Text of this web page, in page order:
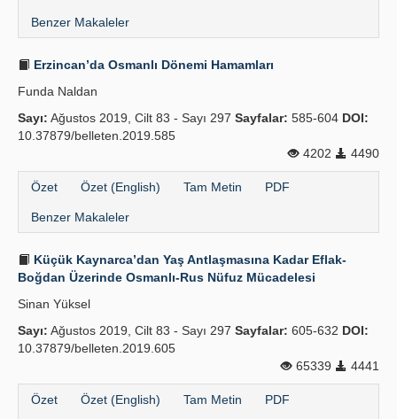
Benzer Makaleler
Erzincan’da Osmanlı Dönemi Hamamları
Funda Naldan
Sayı: Ağustos 2019, Cilt 83 - Sayı 297 Sayfalar: 585-604 DOI:
10.37879/belleten.2019.585
4202
4490
Özet Özet (English) Tam Metin PDF
Benzer Makaleler
Küçük Kaynarca’dan Yaş Antlaşmasına Kadar Eflak-
Boğdan Üzerinde Osmanlı-Rus Nüfuz Mücadelesi
Sinan Yüksel
Sayı: Ağustos 2019, Cilt 83 - Sayı 297 Sayfalar: 605-632 DOI:
10.37879/belleten.2019.605
65339
4441
Özet Özet (English) Tam Metin PDF